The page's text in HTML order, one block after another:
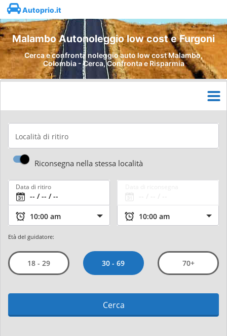
Autoprio.it
Malambo Autonoleggio low cost e Furgoni
Cerca e confronta noleggio auto low cost Malambo,
Colombia - Cerca, Confronta e Risparmia
Località di ritiro
Riconsegna nella stessa località
Data di ritiro
Età del guidatore:
18 - 29 30 - 69 70+
Cerca